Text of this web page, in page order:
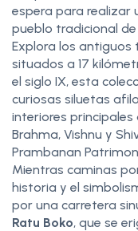
espera para realizar
pueblo tradicional
Explora los antiguos
situados a 17
el siglo IX, esta
curiosas siluetas
interiores
Brahma, Vishnu y
Prambanan
Mientras caminas
historia y el
por una carretera
Ratu Boko, que se